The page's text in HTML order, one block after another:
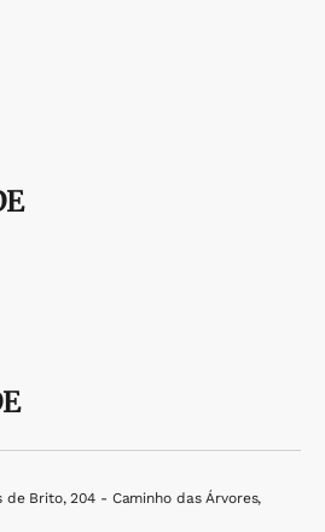
de Brito, 204 - Caminho das Árvores,